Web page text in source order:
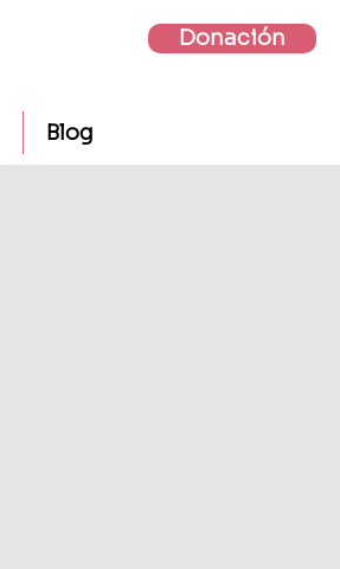
Donación
Blog